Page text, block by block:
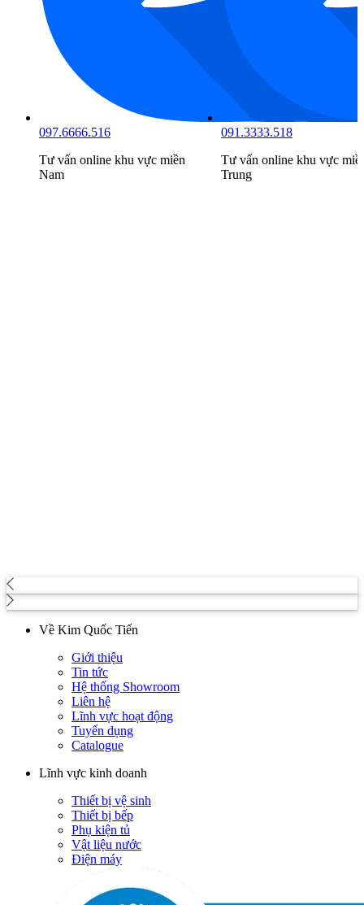
097.6666.516
Tư vấn online khu vực miền
Nam
091.3333.518
Tư vấn online khu vực
Trung
Về Kim Quốc Tiến
Giới thiệu
Tin tức
Hệ thống Showroom
Liên hệ
Lĩnh vực hoạt động
Tuyển dụng
Catalogue
Lĩnh vực kinh doanh
Thiết bị vệ sinh
Thiết bị bếp
Phụ kiện tủ
Vật liệu nước
Điện máy